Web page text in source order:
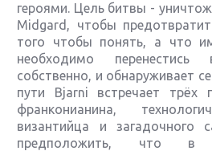
героями. Цель битвы -
Midgard, чтобы
того чтобы понять, а что
необходимо
собственно, и обнаруживает
пути Bjarni встречает трёх
франконианина,
византийца и загадочного
предположить, что в